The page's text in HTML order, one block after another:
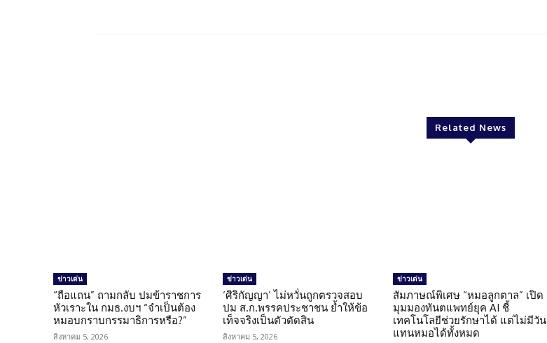
Related News
ข่าวเด่น
“ถือแถน” ถามกลับ ปมข้าราชการ
หัวเราะใน กมธ.งบฯ “จำเป็นต้อง
หมอบกราบกรรมาธิการหรือ?”
สิงหาคม 5, 2026
ข่าวเด่น
‘ศิริกัญญา’ ไม่หวั่นถูกตรวจสอบ
ปม ส.ก.พรรคประชาชน ย้ำให้ข้อ
เท็จจริงเป็นตัวตัดสิน
สิงหาคม 5, 2026
ข่าวเด่น
สัมภาษณ์พิเศษ “หมอลูกตาล” เปิด
มุมมองทันตแพทย์ยุค AI ชี้
เทคโนโลยีช่วยรักษาได้ แต่ไม่มีวัน
แทนหมอได้ทั้งหมด